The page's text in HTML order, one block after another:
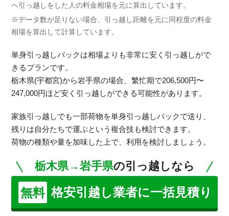
へ引っ越しをした人の料金相場を元に算出しています。
※データ数が足りない場合、引っ越し距離を元に同程度の料金
相場を算出して計算しています。
単身引っ越しパックは相場よりも非常に安く引っ越しがで
きるプランです。
栃木県(宇都宮)から岩手県の場合、繁忙期で206,500円〜
247,000円ほど安く引っ越しができる可能性があります。
家族引っ越しでも一部荷物を単身引っ越しパックで送り、
残りは自分たちで運ぶという複合技も検討できます。
荷物の種類や量を加味した上で、利用を検討しましょう。
栃木県→岩手県の引っ越しなら
無料 格安引越し業者に一括見積り